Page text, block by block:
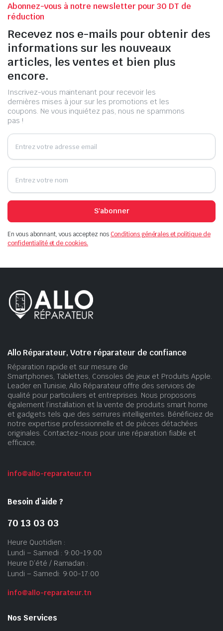
Abonnez-vous à notre newsletter pour 30 DT de
réduction
Recevez nos e-mails pour obtenir des
informations sur les nouveaux
articles, les ventes et bien plus
encore.
Inscrivez-vous maintenant pour recevoir les
dernières mises à jour sur les promotions et les
coupons. Ne vous inquiétez pas, nous ne spammons
pas !
S'abonner
En vous abonnant, vous acceptez nosConditions générales et politique de
confidentialité et de cookies.
Allo Réparateur, Votre réparateur de confiance
Réparation rapide et sur mesure de
Smartphones, Tablettes, Consoles de jeux et Produits Apple.
Leader en Tunisie, Allo Réparateur offre des services de
qualité pour particuliers et entreprises. Nous proposons
également l’installation et la vente de produits smart home
et gadgets tels que des serrures intelligentes. Bénéficiez de
notre expertise professionnelle et de pièces détachées
originales. Contactez-nous pour une réparation fiable et
efficace.
info@allo-reparateur.tn
Besoin d’aide ?
70 13 03 03
Heure Quotidien :
Lundi – Samedi : 9:00-19:00
Heure D’été / Ramadan :
Lundi – Samedi: 9:00-17:00
info@allo-reparateur.tn
Nos Services